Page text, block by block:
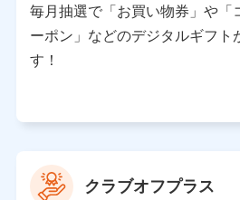
ドコモおよび提携会社のサービ
（各サービスで取得したサービ
トの閲覧履歴、購買履歴、ご契
ータを分析して、お客さまの趣
上記に係る案内・手続き・管理等
【当該個人データの管理について責
毎月抽選で「お買い物券」や「
ーポン」などのデジタルギフト
す！
クラブオフプラス